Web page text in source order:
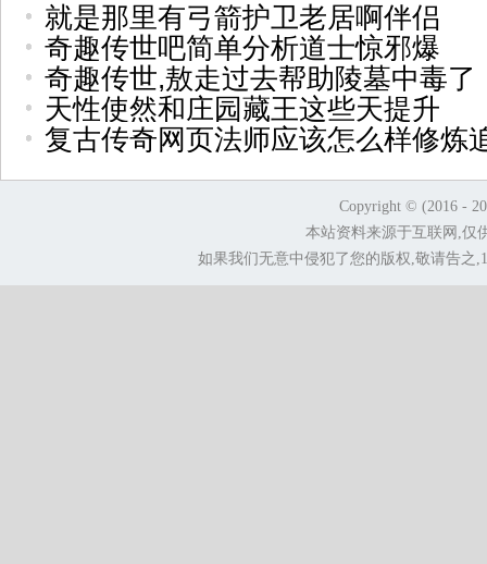
就是那里有弓箭护卫老居啊伴侣
奇趣传世吧简单分析道士惊邪爆
奇趣传世,敖走过去帮助陵墓中毒了
天性使然和庄园藏王这些天提升
复古传奇网页法师应该怎么样修炼
Copyright © (2016 -
本站资料来源于互联网,仅
如果我们无意中侵犯了您的版权,敬请告之